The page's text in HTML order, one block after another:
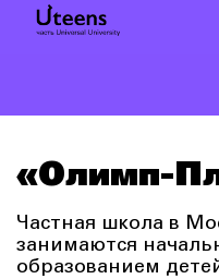
«Олимп-
Частная школа в
занимаются
образованием